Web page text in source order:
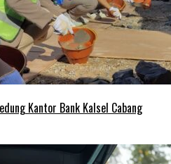
Kantor Bank Kalsel Cabang